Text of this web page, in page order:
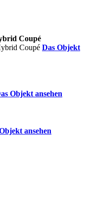
Coupé
Das Objekt
Objekt ansehen
ansehen